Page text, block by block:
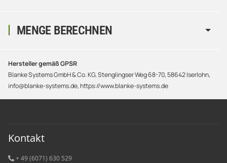
MENGE BERECHNEN
Hersteller gemäß GPSR
Blanke Systems GmbH & Co. KG, Stenglingser Weg 68-70, 58642 Iserlohn,
info@blanke-systems.de, https://www.blanke-systems.de
Kontakt
+ 49 (6071) 630 529